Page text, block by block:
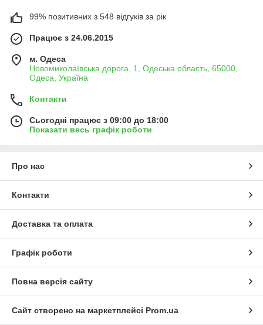
99% позитивних з 548 відгуків за рік
Працює з 24.06.2015
м. Одеса
Новомиколаївська дорога, 1, Одеська область, 65000,
Одеса, Україна
Контакти
Сьогодні працює з 09:00 до 18:00
Показати весь графік роботи
Про нас
Контакти
Доставка та оплата
Графік роботи
Повна версія сайту
Сайт створено на маркетплейсі Prom.ua